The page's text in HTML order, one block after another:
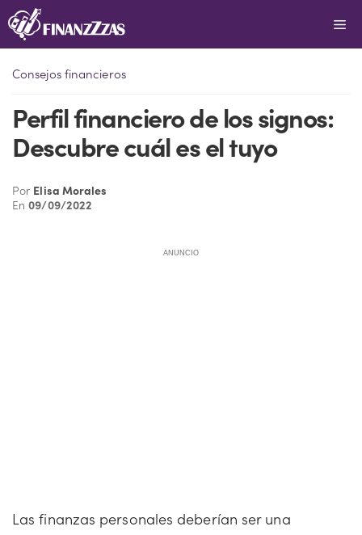
Saltar
al
Consejos financieros
Perfil financiero de los signos:
Descubre cuál es el tuyo
Por Elisa Morales
En09/09/2022
ANUNCIO
Las finanzas personales deberían ser una